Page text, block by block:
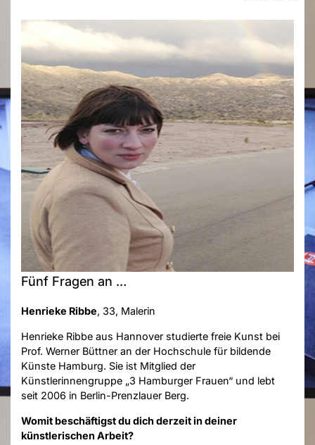
Fünf Fragen an …
Henrieke Ribbe, 33, Malerin
Henrieke Ribbe aus Hannover studierte freie Kunst bei
Prof. Werner Büttner an der Hochschule für bildende
Künste Hamburg. Sie ist Mitglied der
Künstlerinnengruppe „3 Hamburger Frauen“ und lebt
seit 2006 in Berlin-Prenzlauer Berg.
Womit beschäftigst du dich derzeit in deiner
künstlerischen Arbeit?